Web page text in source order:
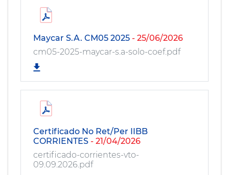
Maycar S.A. CM05 2025 - 25/06/2026
cm05-2025-maycar-s.a-solo-coef.pdf
Certificado No Ret/Per IIBB
CORRIENTES - 21/04/2026
certificado-corrientes-vto-
09.09.2026.pdf